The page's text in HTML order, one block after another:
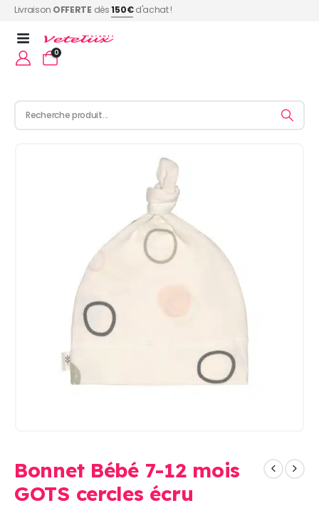
Livraison OFFERTE dès150€d'achat !
0
Bonnet Bébé 7-12 mois
GOTS cercles écru